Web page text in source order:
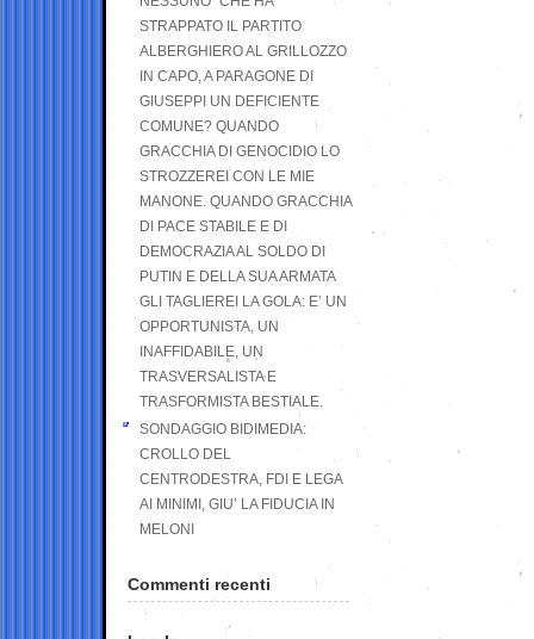
STRAPPATO IL PARTITO
ALBERGHIERO AL GRILLOZZO
IN CAPO, A PARAGONE DI
GIUSEPPI UN DEFICIENTE
COMUNE? QUANDO
GRACCHIA DI GENOCIDIO LO
STROZZEREI CON LE MIE
MANONE. QUANDO GRACCHIA
DI PACE STABILE E DI
DEMOCRAZIA AL SOLDO DI
PUTIN E DELLA SUA ARMATA
GLI TAGLIEREI LA GOLA: E’ UN
OPPORTUNISTA, UN
INAFFIDABILE, UN
TRASVERSALISTA E
TRASFORMISTA BESTIALE.
SONDAGGIO BIDIMEDIA:
CROLLO DEL
CENTRODESTRA, FDI E LEGA
AI MINIMI, GIU’ LA FIDUCIA IN
MELONI
Commenti recenti